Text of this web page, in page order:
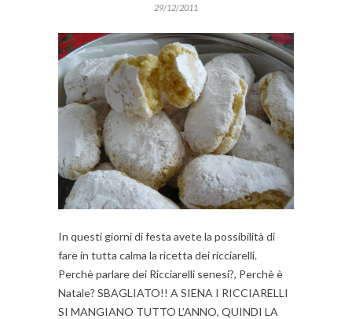
29/12/2011
In questi giorni di festa avete la possibilità di
fare in tutta calma la ricetta dei ricciarelli.
Perchè parlare dei Ricciarelli senesi?, Perchè è
Natale? SBAGLIATO!! A SIENA I RICCIARELLI
SI MANGIANO TUTTO L’ANNO, QUINDI LA